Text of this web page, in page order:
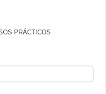
PRÁCTICOS